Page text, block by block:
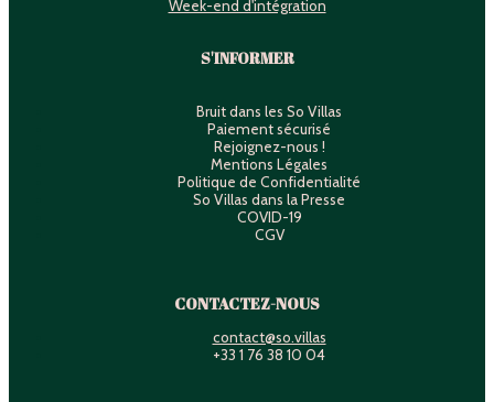
Week-end d'intégration
S'INFORMER
Bruit dans les So Villas
Paiement sécurisé
Rejoignez-nous !
Mentions Légales
Politique de Confidentialité
So Villas dans la Presse
COVID-19
CGV
CONTACTEZ-NOUS
contact@so.villas
+33 1 76 38 10 04